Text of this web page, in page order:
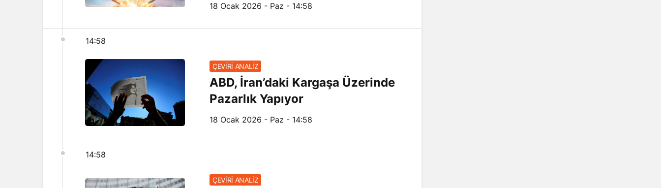
18 Ocak 2026 - Paz - 14:58
14:58
ÇEVİRİ ANALİZ
ABD, İran’daki Kargaşa Üzerinde
Pazarlık Yapıyor
18 Ocak 2026 - Paz - 14:58
14:58
ÇEVİRİ ANALİZ